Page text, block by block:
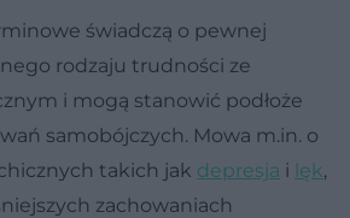
świadczą o pewnej
rodzaju trudności ze
i mogą stanowić podłoże
samobójczych. Mowa m.in. o
takich jak depresja i lęk,
zachowaniach